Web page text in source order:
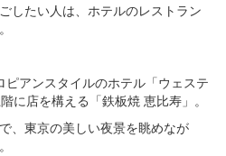
したい人は、ホテルのレストラン
アンスタイルのホテル「ウェステ
に店を構える「鉄板焼 恵比寿」。
、東京の美しい夜景を眺めなが